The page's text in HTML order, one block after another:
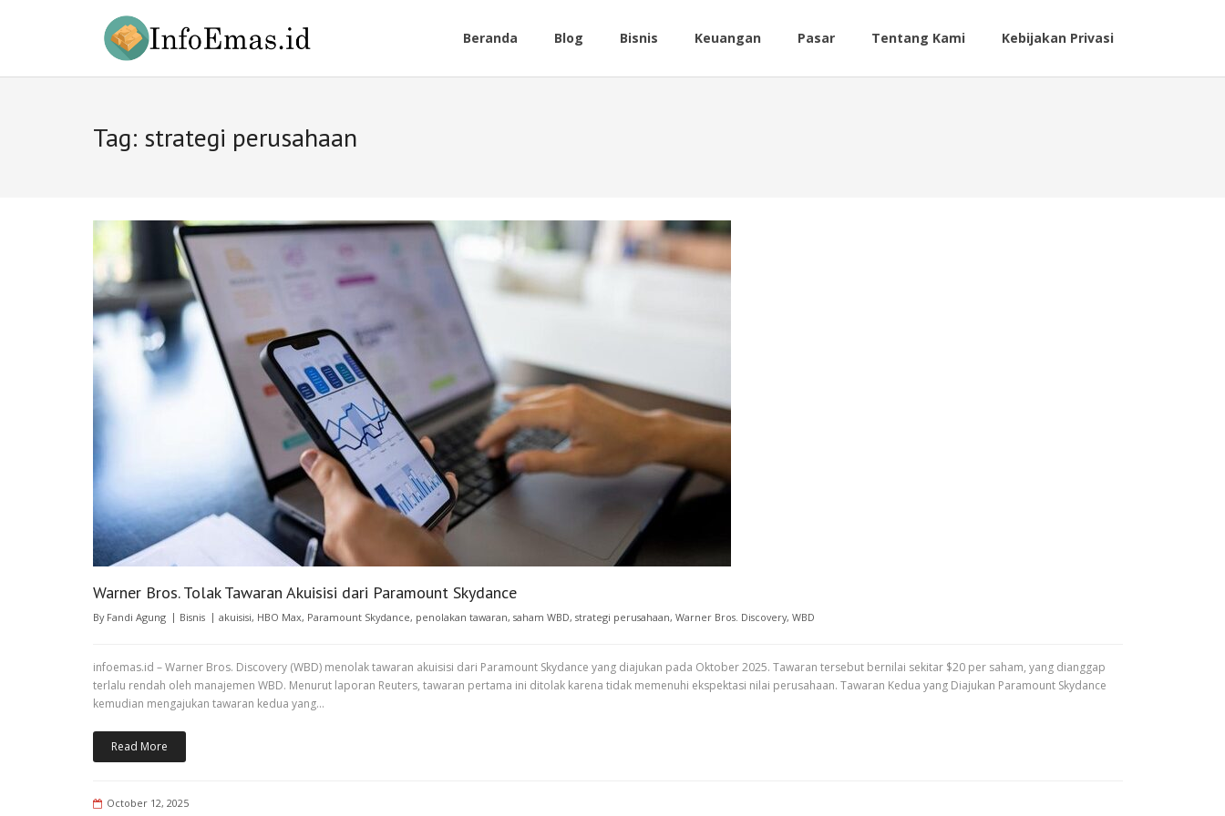
Beranda Blog Bisnis Keuangan Pasar Tentang Kami Kebijakan Privasi
Tag: strategi perusahaan
Warner Bros. Tolak Tawaran Akuisisi dari Paramount Skydance
By Fandi Agung Bisnis akuisisi, HBO Max, Paramount Skydance, penolakan tawaran, saham WBD, strategi perusahaan, Warner Bros. Discovery, WBD
infoemas.id – Warner Bros. Discovery (WBD) menolak tawaran akuisisi dari Paramount Skydance yang diajukan pada Oktober 2025. Tawaran tersebut bernilai sekitar $20 per saham, yang dianggap
terlalu rendah oleh manajemen WBD. Menurut laporan Reuters, tawaran pertama ini ditolak karena tidak memenuhi ekspektasi nilai perusahaan. Tawaran Kedua yang Diajukan Paramount Skydance
kemudian mengajukan tawaran kedua yang…
Read More
October 12, 2025